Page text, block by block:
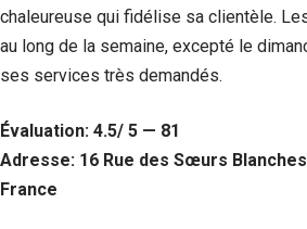
chaleureuse qui fidélise sa clientèle.
au long de la semaine, excepté le
ses services très demandés.
Évaluation: 4.5/ 5 — 81
Adresse: 16 Rue des Sœurs
France